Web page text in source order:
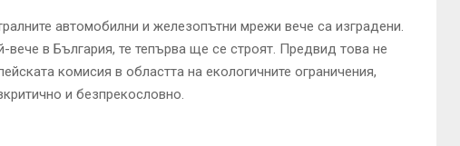
автомобилни и железопътни мрежи вече са изградени.
вече в България, те тепърва ще се строят. Предвид това не
комисия в областта на екологичните ограничения,
и безпрекословно.